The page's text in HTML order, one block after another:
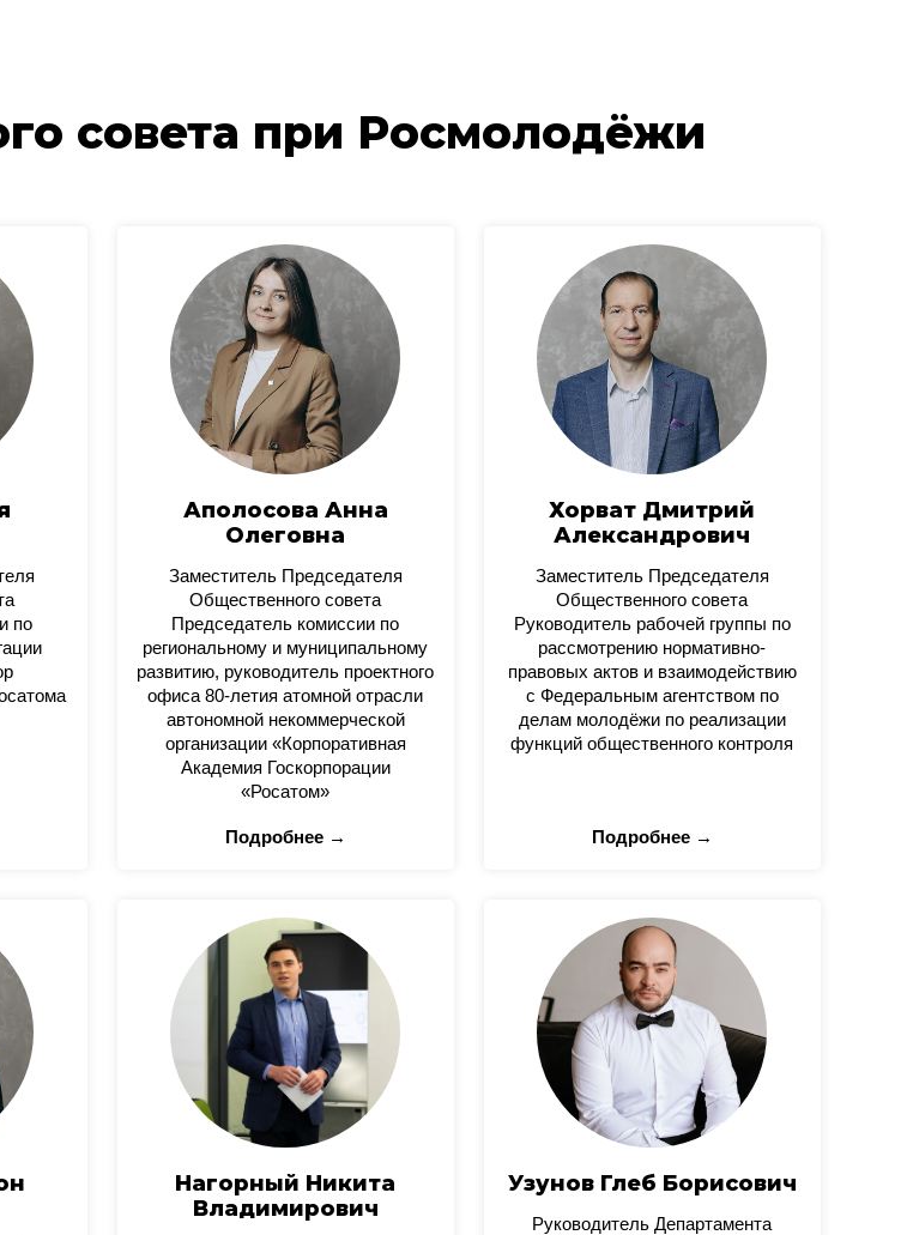
совета при Росмолодёжи
по
Аполосова Анна
Олеговна
Заместитель Председателя
Общественного совета
Председатель комиссии по
региональному и муниципальному
развитию, руководитель проектного
офиса 80-летия атомной отрасли
автономной некоммерческой
организации «Корпоративная
Академия Госкорпорации
«Росатом»
Подробнее →
Хорват Дмитрий
Александрович
Заместитель Председателя
Общественного совета
Руководитель рабочей группы по
рассмотрению нормативно-
правовых актов и взаимодействию
с Федеральным агентством по
делам молодёжи по реализации
функций общественного контроля
Подробнее →
Нагорный Никита
Владимирович
Узунов Глеб Борисович
Руководитель Департамента